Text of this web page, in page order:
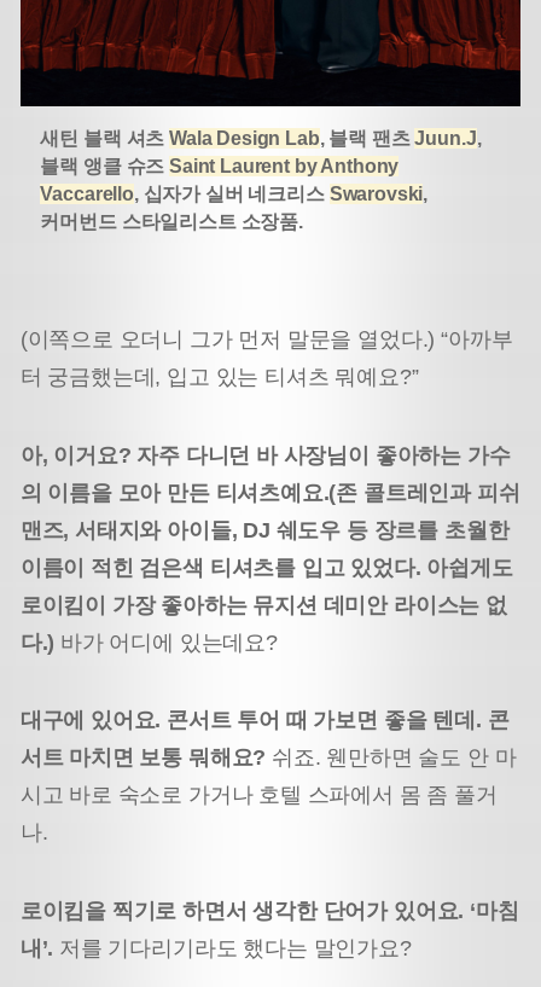
새틴 블랙 셔츠Wala Design Lab, 블랙 팬츠Juun.J,
블랙 앵클 슈즈Saint Laurent by Anthony
Vaccarello, 십자가 실버 네크리스 Swarovski,
커머번드 스타일리스트 소장품.
(이쪽으로 오더니 그가 먼저 말문을 열었다.) “아까부
터 궁금했는데, 입고 있는 티셔츠 뭐예요?”
아, 이거요? 자주 다니던 바 사장님이 좋아하는 가수
의 이름을 모아 만든 티셔츠예요.(존 콜트레인과 피쉬
맨즈, 서태지와 아이들, DJ 쉐도우 등 장르를 초월한
이름이 적힌 검은색 티셔츠를 입고 있었다. 아쉽게도
로이킴이 가장 좋아하는 뮤지션 데미안 라이스는 없
다.) 바가 어디에 있는데요?
대구에 있어요. 콘서트 투어 때 가보면 좋을 텐데. 콘
서트 마치면 보통 뭐해요? 쉬죠. 웬만하면 술도 안 마
시고 바로 숙소로 가거나 호텔 스파에서 몸 좀 풀거
나.
로이킴을 찍기로 하면서 생각한 단어가 있어요. ‘마침
내’. 저를 기다리기라도 했다는 말인가요?